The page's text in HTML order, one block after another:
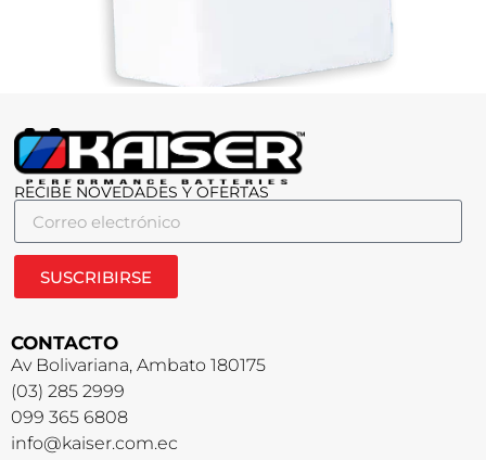
RECIBE NOVEDADES Y OFERTAS
SUSCRIBIRSE
CONTACTO
Av Bolivariana, Ambato 180175
(03) 285 2999
099 365 6808
info@kaiser.com.ec